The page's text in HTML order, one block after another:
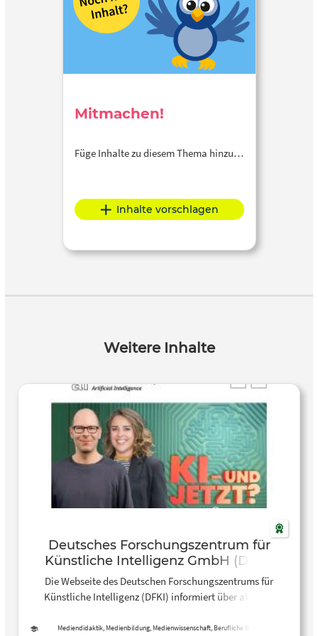
generativer KI bestätigt.
Mitmachen!
Füge Inhalte zu diesem Thema hinzu…
Inhalte vorschlagen
Weitere Inhalte
Deutsches Forschungszentrum für
Künstliche Intelligenz GmbH (DFKI)
Die Webseite des Deutschen Forschungszentrums für
Künstliche Intelligenz (DFKI) informiert über aktuelle
Entwicklungen im Bereich der KI. Als eine der führenden
Mediendidaktik, Medienbildung, Medienwissenschaft, Berufliche Bildung,